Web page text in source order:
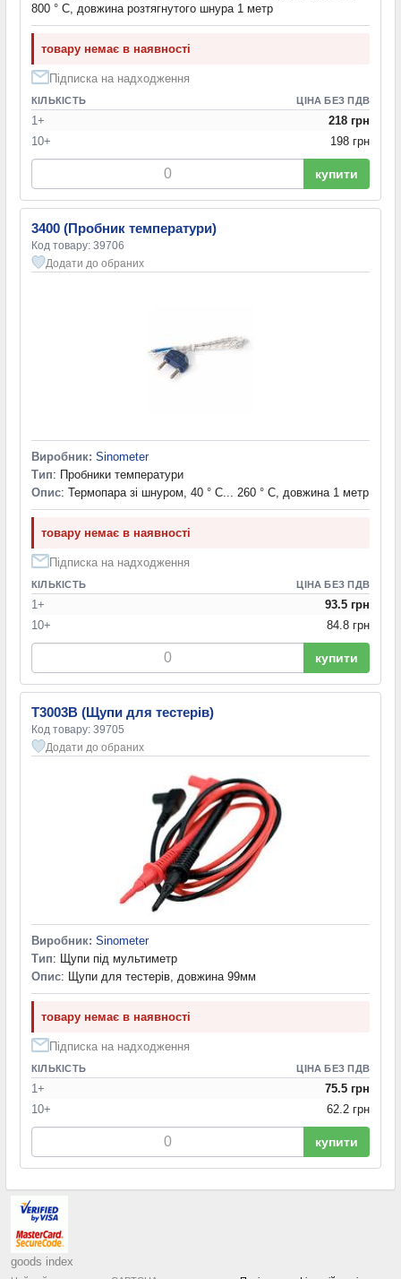
800 ° С, довжина розтягнутого шнура 1 метр
товару немає в наявності
Підписка на надходження
КІЛЬКІСТЬ ЦІНА БЕЗ ПДВ
1+
218 грн
10+
198 грн
купити
3400 (Пробник температури)
Код товару: 39706
Додати до обраних
Виробник: Sinometer
Тип: Пробники температури
Опис: Термопара зі шнуром, 40 ° С... 260 ° С, довжина 1 метр
товару немає в наявності
Підписка на надходження
КІЛЬКІСТЬ ЦІНА БЕЗ ПДВ
1+
93.5 грн
10+
84.8 грн
купити
T3003B (Щупи для тестерів)
Код товару: 39705
Додати до обраних
Виробник: Sinometer
Тип: Щупи під мультиметр
Опис: Щупи для тестерів, довжина 99мм
товару немає в наявності
Підписка на надходження
КІЛЬКІСТЬ ЦІНА БЕЗ ПДВ
1+
75.5 грн
10+
62.2 грн
купити
goods index